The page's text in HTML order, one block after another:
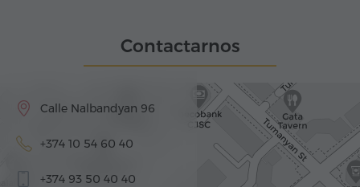
Contactarnos
Calle Nalbandyan 96
+374 10 54 60 40
+374 93 50 40 40